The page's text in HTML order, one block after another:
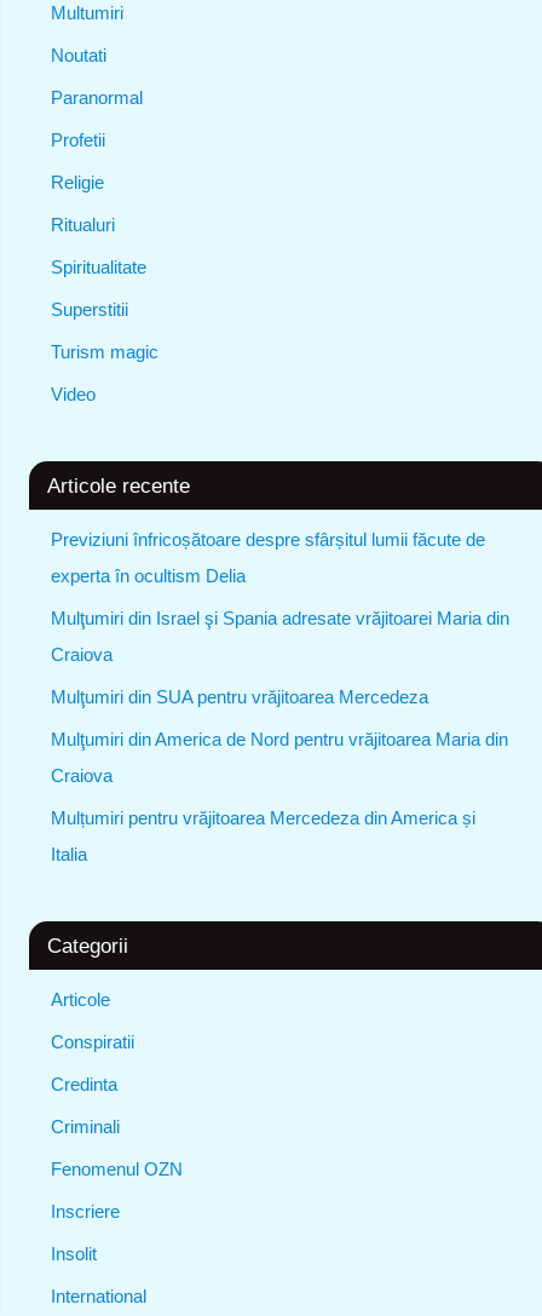
Multumiri
Noutati
Paranormal
Profetii
Religie
Ritualuri
Spiritualitate
Superstitii
Turism magic
Video
Articole recente
Previziuni înfricoșătoare despre sfârșitul lumii făcute de
experta în ocultism Delia
Mulţumiri din Israel şi Spania adresate vrăjitoarei Maria din
Craiova
Mulţumiri din SUA pentru vrăjitoarea Mercedeza
Mulţumiri din America de Nord pentru vrăjitoarea Maria din
Craiova
Mulțumiri pentru vrăjitoarea Mercedeza din America și
Italia
Categorii
Articole
Conspiratii
Credinta
Criminali
Fenomenul OZN
Inscriere
Insolit
International